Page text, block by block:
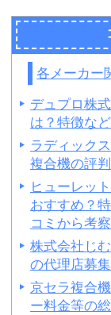
各メーカー
デュプロ株
は？特徴な
ラディック
複合機の評
ヒューレッ
おすすめ？
コミから考察
株式会社じ
の代理店募集
京セラ複合
ー料金等の